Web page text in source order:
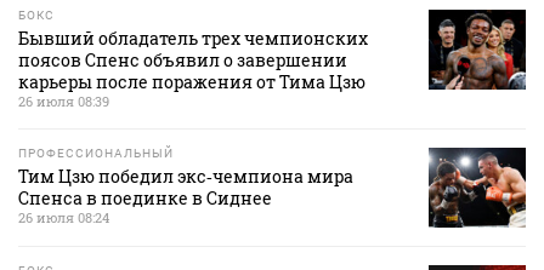
БОКС
Бывший обладатель трех чемпионских
поясов Спенс объявил о завершении
карьеры после поражения от Тима Цзю
26 июля 08:39
ПРОФЕССИОНАЛЬНЫЙ
Тим Цзю победил экс‑чемпиона мира
Спенса в поединке в Сиднее
26 июля 08:24